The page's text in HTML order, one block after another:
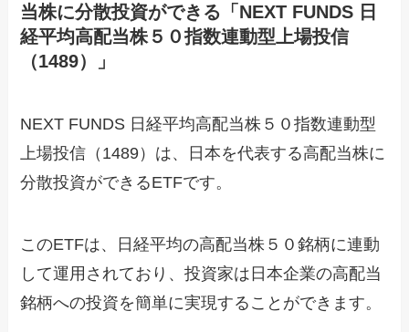
当株に分散投資ができる「NEXT FUNDS 日
経平均高配当株５０指数連動型上場投信
（1489）」
NEXT FUNDS 日経平均高配当株５０指数連動型
上場投信（1489）は、日本を代表する高配当株に
分散投資ができるETFです。
このETFは、日経平均の高配当株５０銘柄に連動
して運用されており、投資家は日本企業の高配当
銘柄への投資を簡単に実現することができます。